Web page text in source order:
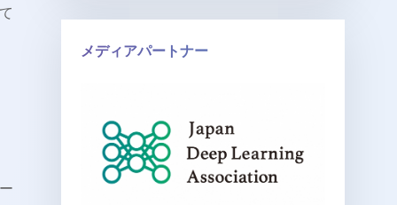
メディアパートナー